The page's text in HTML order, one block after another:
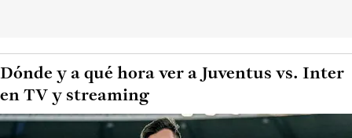
Dónde y a qué hora ver a Juventus vs. Inter
en TV y streaming